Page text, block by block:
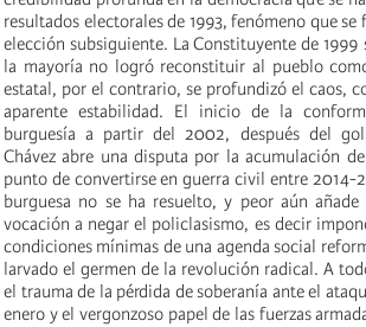
resultados electorales de 1993, fenómeno que se
elección subsiguiente. La Constituyente de
la mayoría no logró reconstituir al pueblo
estatal, por el contrario, se profundizó el caos,
aparente estabilidad. El inicio de la
burguesía a partir del 2002, después del
Chávez abre una disputa por la acumulación
punto de convertirse en guerra civil entre 2014-
burguesa no se ha resuelto, y peor aún añade
vocación a negar el policlasismo, es decir
condiciones mínimas de una agenda social
larvado el germen de la revolución radical. A
el trauma de la pérdida de soberanía ante el
enero y el vergonzoso papel de las fuerzas